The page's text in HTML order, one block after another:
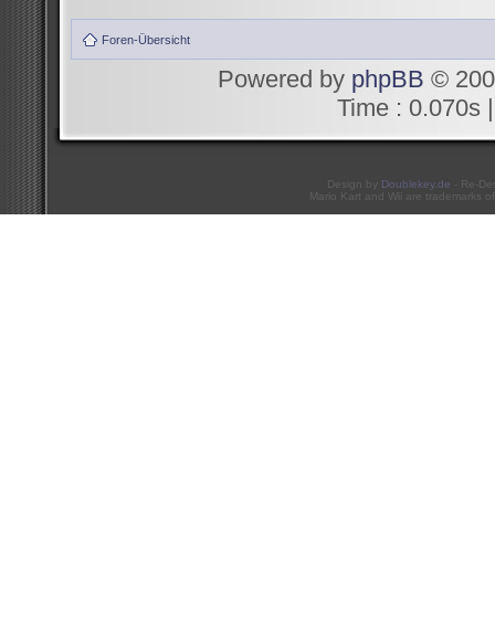
Foren-Übersicht
Powered by phpBB ©
Time : 0.070s
Design by Doublekey.de - Re-
Mario Kart and Wii are trademarks